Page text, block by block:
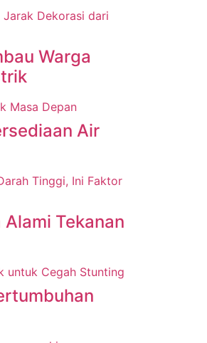
Warga
Air
Tekanan